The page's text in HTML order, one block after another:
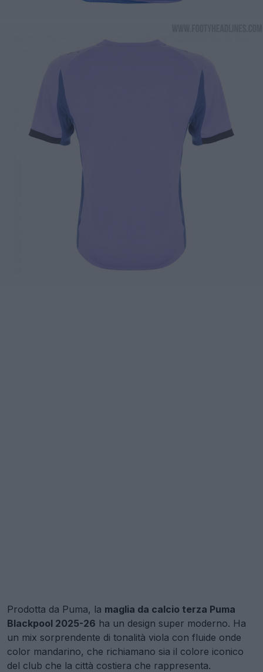
Prodotta da Puma, la maglia da calcio terza Puma
Blackpool 2025-26 ha un design super moderno. Ha
un mix sorprendente di tonalità viola con fluide onde
color mandarino, che richiamano sia il colore iconico
del club che la città costiera che rappresenta.